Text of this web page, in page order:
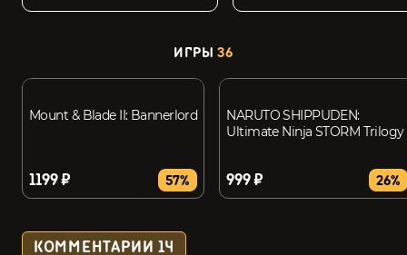
ИГРЫ36
Mount & Blade II: Bannerlord
1199 ₽ 57%
NARUTO SHIPPUDEN:
Ultimate Ninja STORM Trilogy
999 ₽ 26%
КОММЕНТАРИИ 14